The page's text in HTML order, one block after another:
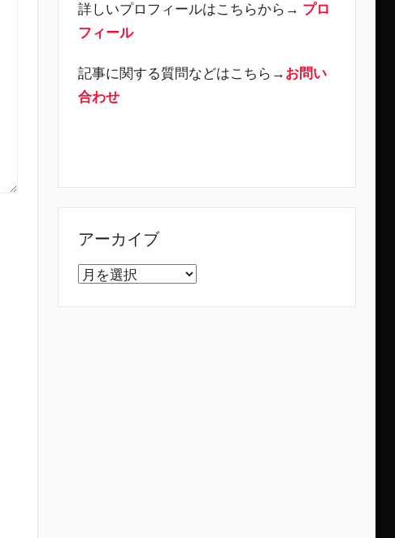
詳しいプロフィールはこちらから→ プロ
フィール
記事に関する質問などはこちら→ お問い
合わせ
アーカイブ
ア